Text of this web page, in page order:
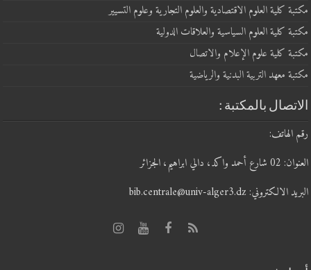
مكتبة كلية العلوم الاقتصادية والعلوم التجارية وعلوم التسيير
مكتبة كلية العلوم السياسية والعلاقات الدولية
مكتبة كلية علوم الإعلام والاتصال
مكتبة معهد التربية البدنية والرياضية
الاتصال بالمكتبة :
رقم الهاتف:
العنوان: 02 شارع أحمد واكد، دالي ابراهيم، الجزائر
البريد الالكتروني: bib.centrale@univ-alger3.dz